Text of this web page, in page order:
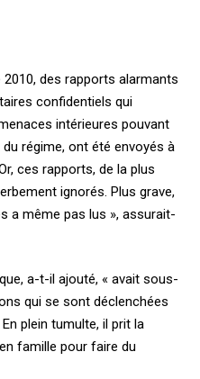
2010, des rapports alarmants
confidentiels qui
intérieures pouvant
régime, ont été envoyés à
ces rapports, de la plus
ignorés. Plus grave,
a même pas lus », assurait-
a-t-il ajouté, « avait sous-
qui se sont déclenchées
plein tumulte, il prit la
famille pour faire du